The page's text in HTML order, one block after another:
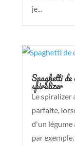
je...
Spaghetti de
spiralizer
Le spiralizer
parfaite,
d'un légume
par